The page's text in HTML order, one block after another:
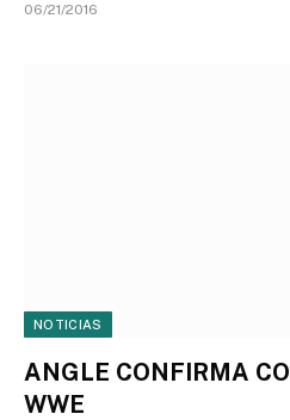
06/21/2016
NOTICIAS
ANGLE CONFIRMA
WWE